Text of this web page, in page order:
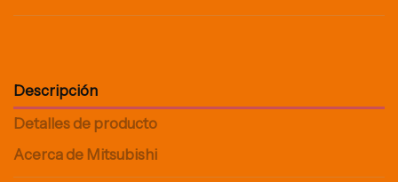
Descripción
Detalles de producto
Acerca de Mitsubishi